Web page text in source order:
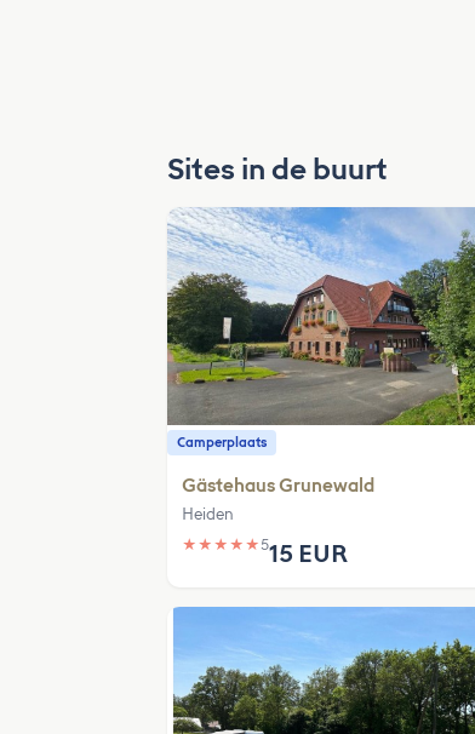
Sites in de buurt
Camperplaats
Gästehaus Grunewald
Heiden
★ ★ ★ ★ ★515 EUR